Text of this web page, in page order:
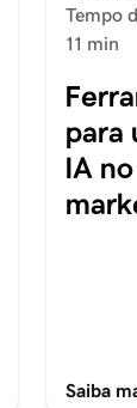
Tempo
11 min
para
IA no
Saiba